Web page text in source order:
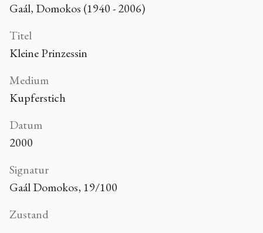
Gaál, Domokos (1940 - 2006)
Titel
Kleine Prinzessin
Medium
Kupferstich
Datum
2000
Signatur
Gaál Domokos, 19/100
Zustand